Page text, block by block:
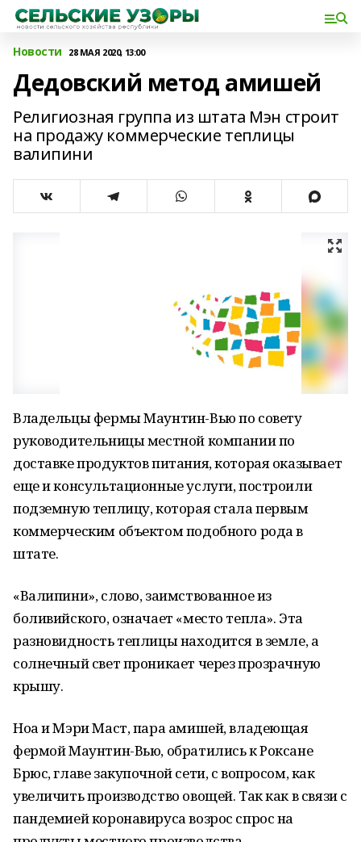
Новости 28 МАЯ 2020, 13:00
Дедовский метод амишей
Религиозная группа из штата Мэн строит
на продажу коммерческие теплицы
валипини
Владельцы фермы Маунтин-Вью по совету
руководительницы местной компании по
доставке продуктов питания, которая оказывает
еще и консультационные услуги, построили
подземную теплицу, которая стала первым
коммерческим объектом подобного рода в
штате.
«Валипини», слово, заимствованное из
боливийского, означает «место тепла». Эта
разновидность теплицы находится в земле, а
солнечный свет проникает через прозрачную
крышу.
Ноа и Мэри Маст, пара амишей, владеющая
фермой Маунтин-Вью, обратились к Роксане
Брюс, главе закупочной сети, с вопросом, как
увеличить производство овощей. Так как в связи с
пандемией коронавируса возрос спрос на